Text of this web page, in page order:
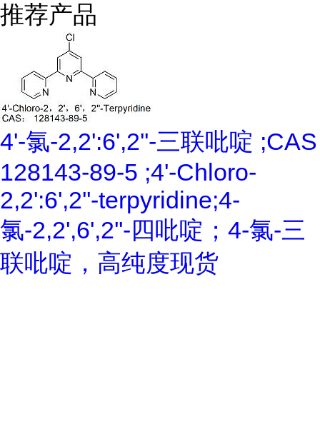
推荐产品
4'-氯-2,2':6',2''-三联吡啶 ;CAS
128143-89-5 ;4'-Chloro-
2,2':6',2''-terpyridine;4-
氯-2,2',6',2''-四吡啶；4-氯-三
联吡啶，高纯度现货